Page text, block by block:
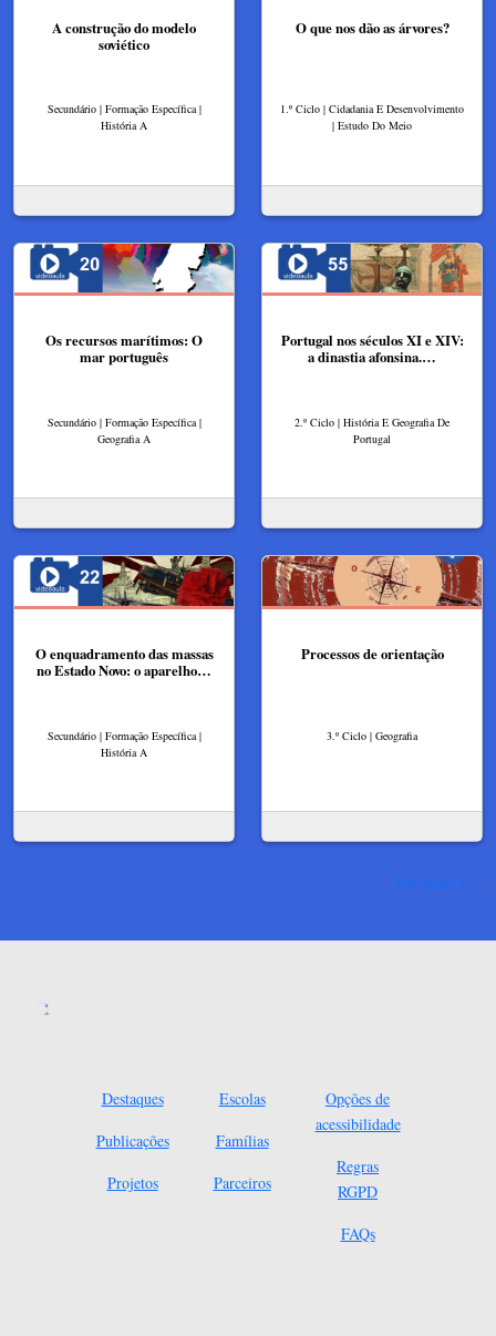
A construção do modelo
soviético
Secundário | Formação Específica |
História A
O que nos dão as árvores?
1.º Ciclo | Cidadania E Desenvolvimento
| Estudo Do Meio
Os recursos marítimos: O
mar português
Secundário | Formação Específica |
Geografia A
Portugal nos séculos XI e XIV:
a dinastia afonsina.…
2.º Ciclo | História E Geografia De
Portugal
O enquadramento das massas
no Estado Novo: o aparelho…
Secundário | Formação Específica |
História A
Processos de orientação
3.º Ciclo | Geografia
Ver mais
Destaques
Publicações
Projetos
Escolas
Famílias
Parceiros
Opções de
acessibilidade
Regras
RGPD
FAQs